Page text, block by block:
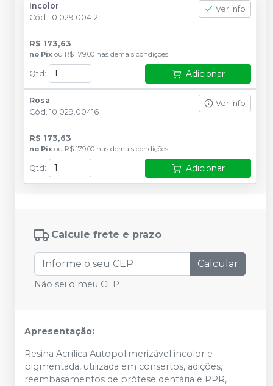
Incolor
Cód. 10.029.00412
Ver info
R$ 173,63
no Pix ou R$ 179,00 nas demais condições
Qtd : Adicionar
Rosa
Cód. 10.029.00416
Ver info
R$ 173,63
no Pix ou R$ 179,00 nas demais condições
Qtd : Adicionar
Calcule frete e prazo
Calcular
Não sei o meu CEP
Apresentação:
Resina Acrílica Autopolimerizável incolor e
pigmentada, utilizada em consertos, adições,
reembasamentos de prótese dentária e PPR,